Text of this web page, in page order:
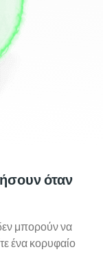
όταν
μπορούν να
ένα κορυφαίο